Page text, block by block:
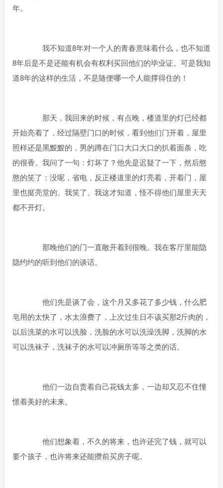
年。
我不知道8年对一个人的青春意味着什么，也不知道
8年后是不是还能有机会有权利买回他们的毕业证。可是我知
道8年的这样的生活，不是随便哪一个人能撑得住的！
那天，我回来的时候，有点晚，楼道里的灯已经都
开始亮着了，经过隔壁门口的时候，看到他们门开着，屋里
照样还是黑黢黢的，男的蹲在门口大口大口的扒着面条，吃
的很香。我问了一句：灯坏了？他先是迟疑了一下，然后憨
憨的笑了：没呢，省电，反正楼道里的灯亮着，开着门，屋
里也挺亮堂的。我笑了。我这才知道，怪不得他们屋里天天
都不开灯。
那晚他们的门一直敞开着到很晚。我在客厅里能隐
隐约约的听到他们的谈话。
他们先是谈了会，这个月又多花了多少钱，什么肥
皂用的太快了，水太浪费了，上次过生日不该买那2斤肉的，
以后洗菜的水可以洗脸，洗脸的水可以洗澡洗脚，洗脚的水
可以洗袜子，洗袜子的水可以冲厕所等等之类的话。
他们一边自责着自己花钱太多，一边却又忍不住憧
憬着美好的未来。
他们想象着，不久的将来，也许还完了钱，就可以
要个孩子，也许将来还能攒前买房子呢。